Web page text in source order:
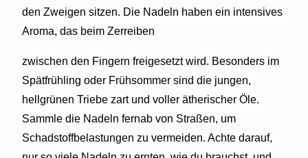
den Zweigen sitzen. Die Nadeln haben ein intensives
Aroma, das beim Zerreiben
zwischen den Fingern freigesetzt wird. Besonders im
Spätfrühling oder Frühsommer sind die jungen,
hellgrünen Triebe zart und voller ätherischer Öle.
Sammle die Nadeln fernab von Straßen, um
Schadstoffbelastungen zu vermeiden. Achte darauf,